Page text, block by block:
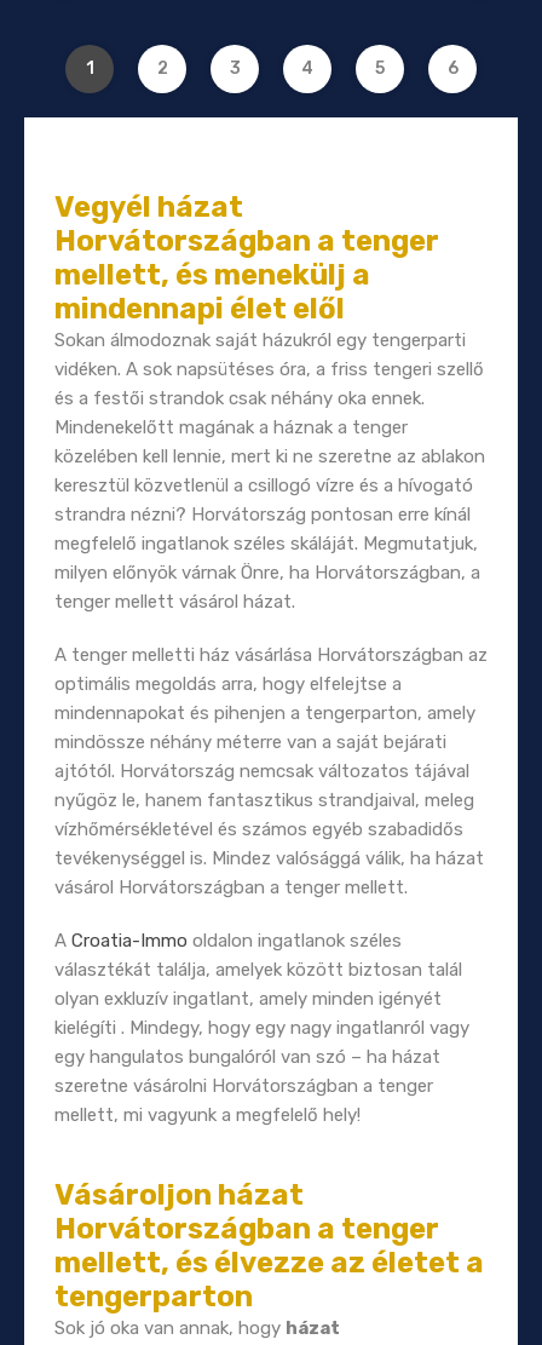
1 2 3 4 5 6
Vegyél házat
Horvátországban a tenger
mellett, és menekülj a
mindennapi élet elől
Sokan álmodoznak saját házukról egy tengerparti
vidéken. A sok napsütéses óra, a friss tengeri szellő
és a festői strandok csak néhány oka ennek.
Mindenekelőtt magának a háznak a tenger
közelében kell lennie, mert ki ne szeretne az ablakon
keresztül közvetlenül a csillogó vízre és a hívogató
strandra nézni? Horvátország pontosan erre kínál
megfelelő ingatlanok széles skáláját. Megmutatjuk,
milyen előnyök várnak Önre, ha Horvátországban, a
tenger mellett vásárol házat.
A tenger melletti ház vásárlása Horvátországban az
optimális megoldás arra, hogy elfelejtse a
mindennapokat és pihenjen a tengerparton, amely
mindössze néhány méterre van a saját bejárati
ajtótól. Horvátország nemcsak változatos tájával
nyűgöz le, hanem fantasztikus strandjaival, meleg
vízhőmérsékletével és számos egyéb szabadidős
tevékenységgel is. Mindez valósággá válik, ha házat
vásárol Horvátországban a tenger mellett.
A Croatia-Immo oldalon ingatlanok széles
választékát találja, amelyek között biztosan talál
olyan exkluzív ingatlant, amely minden igényét
kielégíti . Mindegy, hogy egy nagy ingatlanról vagy
egy hangulatos bungalóról van szó – ha házat
szeretne vásárolni Horvátországban a tenger
mellett, mi vagyunk a megfelelő hely!
Vásároljon házat
Horvátországban a tenger
mellett, és élvezze az életet a
tengerparton
Sok jó oka van annak, hogy házat